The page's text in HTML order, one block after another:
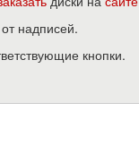
надписей.
кнопки.